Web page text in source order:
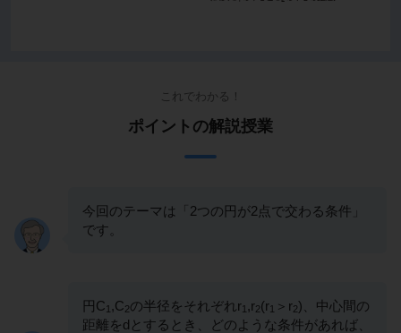
これでわかる！
ポイントの解説授業
今回のテーマは「2つの円が2点で交わる条件」
です。
円C1 ,C2の半径をそれぞれr1 ,r2(r1 ＞r2)、中心間の
距離をdとするとき、どのような条件があれば、